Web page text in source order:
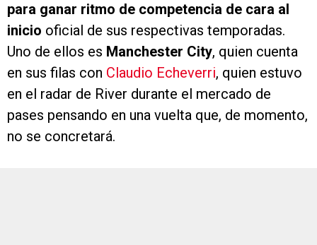
para ganar ritmo de competencia de cara al
inicio oficial de sus respectivas temporadas.
Uno de ellos es Manchester City, quien cuenta
en sus filas con Claudio Echeverri, quien estuvo
en el radar de River durante el mercado de
pases pensando en una vuelta que, de momento,
no se concretará.